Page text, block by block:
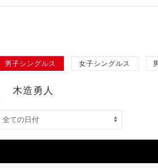
公式大会優勝記録
・メディア情報
の他
化スタッフ
球用語集
判
認メーカー一覧
委員会
革・組織図
ンドブックデータ
事業計画・事業報告
技ウエアチーム名申請
審判員ネームプレート制作
込
男子シングルス 女子シングルス
木造勇人